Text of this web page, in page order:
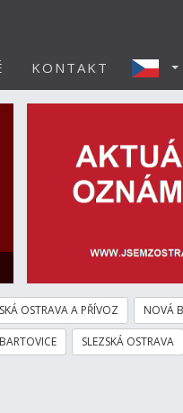
KONTAKT
OSTRAVA A PŘÍVOZ NOVÁ
SLEZSKÁ OSTRAVA